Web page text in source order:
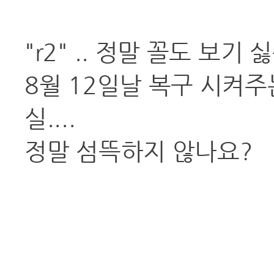
"r2" .. 정말 꼴도 보기
8월 12일날 복구 시켜
실....
정말 섬뜩하지 않나요?